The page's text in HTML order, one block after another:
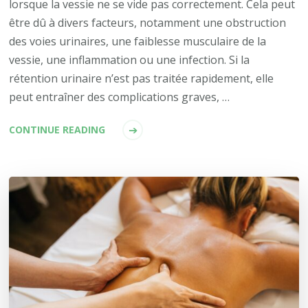
lorsque la vessie ne se vide pas correctement. Cela peut
être dû à divers facteurs, notamment une obstruction
des voies urinaires, une faiblesse musculaire de la
vessie, une inflammation ou une infection. Si la
rétention urinaire n’est pas traitée rapidement, elle
peut entraîner des complications graves, …
CONTINUE READING